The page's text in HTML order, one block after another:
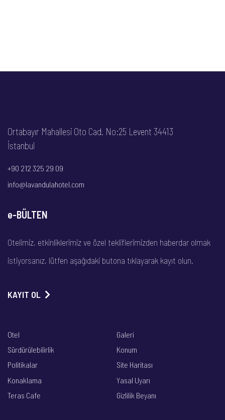
Ortabayır Mahallesi Oto Cad. No:25 Levent 34413
İstanbul
+90 212 325 29 09
info@lavandulahotel .com
e-BÜLTEN
Otelimiz, etkinliklerimiz ve özel tekliflerimizden haberdar olmak
istiyorsanız, lütfen aşağıdaki butona tıklayarak kayıt olun.
KAYIT OL
Otel
Sürdürülebilirlik
Politikalar
Konaklama
Teras Cafe
Galeri
Konum
Site Haritası
Yasal Uyarı
Gizlilik Beyanı